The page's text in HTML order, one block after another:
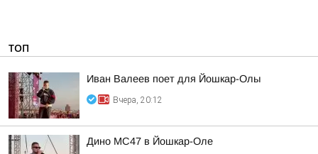
ТОП
Иван Валеев поет для Йошкар-Олы
Вчера, 20:12
Дино МС47 в Йошкар-Оле